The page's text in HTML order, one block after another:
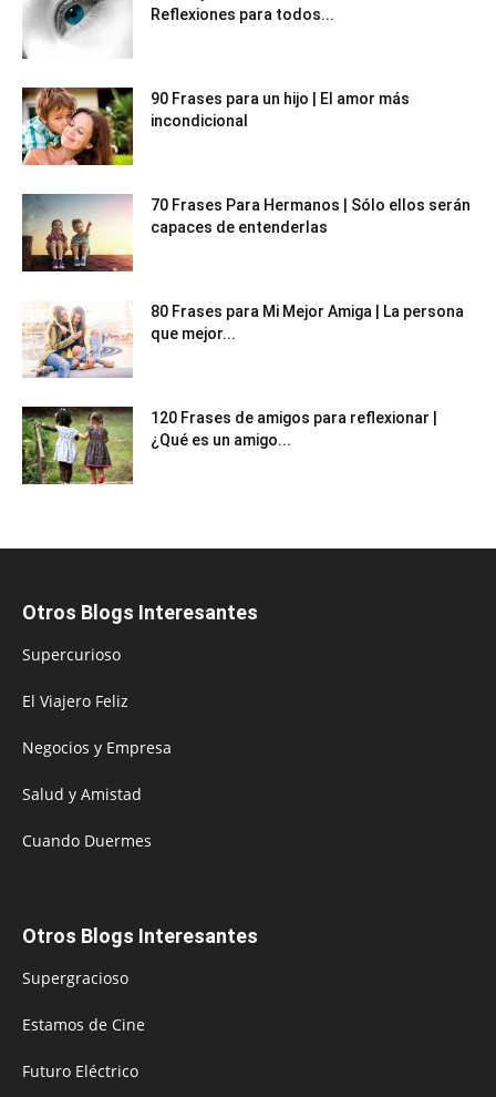
Reflexiones para todos...
90 Frases para un hijo | El amor más
incondicional
70 Frases Para Hermanos | Sólo ellos serán
capaces de entenderlas
80 Frases para Mi Mejor Amiga | La persona
que mejor...
120 Frases de amigos para reflexionar |
¿Qué es un amigo...
Otros Blogs Interesantes
Supercurioso
El Viajero Feliz
Negocios y Empresa
Salud y Amistad
Cuando Duermes
Otros Blogs Interesantes
Supergracioso
Estamos de Cine
Futuro Eléctrico